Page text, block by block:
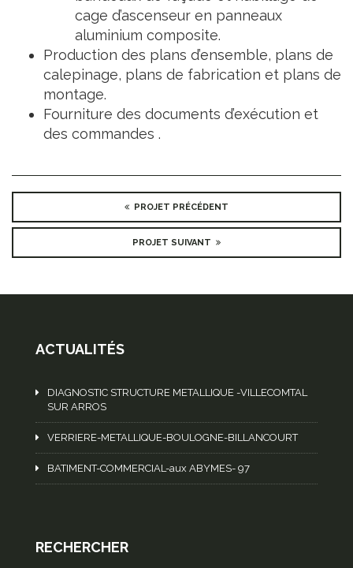
cage d’ascenseur en panneaux
aluminium composite.
Production des plans d’ensemble, plans de
calepinage, plans de fabrication et plans de
montage.
Fourniture des documents d’exécution et
des commandes .
PROJET PRÉCÉDENT
PROJET SUIVANT
ACTUALITÉS
DIAGNOSTIC STRUCTURE METALLIQUE -VILLECOMTAL
SUR ARROS
VERRIERE-METALLIQUE-BOULOGNE-BILLANCOURT
BATIMENT-COMMERCIAL-aux ABYMES- 97
RECHERCHER